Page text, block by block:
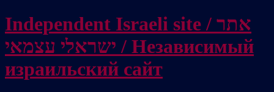
Independent Israeli site / אתר
ישראלי עצמאי / Независимый
израильский сайт